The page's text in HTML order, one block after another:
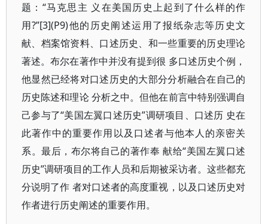
题：“马克思主 义在美国历史上起到了什么样的作
用?”[3](P9)他的历史阐述运用了报纸杂志等历史文
献、档案馆资料、口述历史、和一些重要的历史理论
著述。布尔在著作中并没有提到很 多口述历史个例，
他显然已经将对口述历史的大部分分析融合在自己的
历史陈述和理论 分析之中。但他在前言中特别强调自
己参与了“美国左翼口述历史”调研项目、口述历 史在
此著作中的重要作用以及口述者与他本人的亲密关
系。最后，布尔将自己的著作奉 献给“美国左翼口述
历史”调研项目的工作人员和后期被采访者。这些都充
分说明了作 者对口述者的高度重视，以及口述历史对
作者进行历史阐述的重要作用。